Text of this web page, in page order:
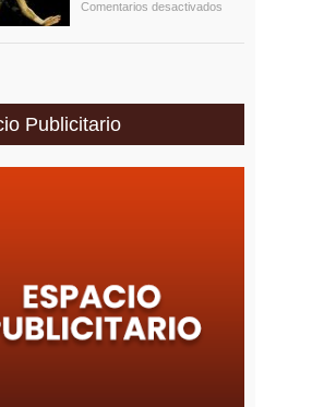
Comentarios desactivados
Publicitario